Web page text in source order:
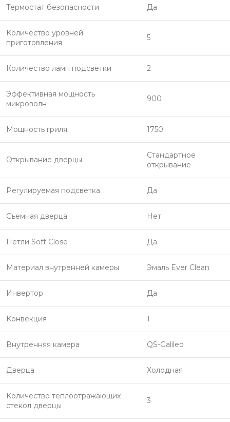
Термостат безопасности Да
Количество уровней
приготовления
5
Количество ламп подсветки 2
Эффективная мощность
микроволн
900
Мощность гриля 1750
Открывание дверцы
Стандартное
открывание
Регулируемая подсветка Да
Съемная дверца Нет
Петли Soft Close Да
Материал внутренней камеры Эмаль Ever Clean
Инвертор Да
Конвекция 1
Внутренняя камера QS-Galileo
Дверца Холодная
Количество теплоотражающих
стекол дверцы
3